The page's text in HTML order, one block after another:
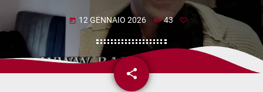
today 12 GENNAIO 2026 43
share
email